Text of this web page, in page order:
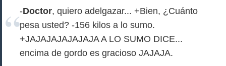
-Doctor, quiero adelgazar... +Bien, ¿Cuánto
pesa usted? -156 kilos a lo sumo.
+JAJAJAJAJAJAJA A LO SUMO DICE...
encima de gordo es gracioso JAJAJA.